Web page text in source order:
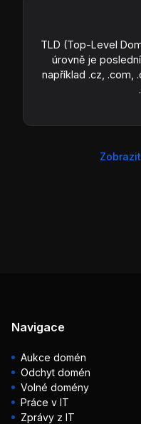
TLD (Top-Level
úrovně je
například .cz, .com,
Navigace
Aukce domén
Odchyt domén
Volné domény
Práce v IT
Zprávy z IT